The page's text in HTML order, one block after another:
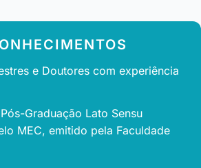
e Doutores com experiência
Graduação Lato Sensu
MEC, emitido pela Faculdade